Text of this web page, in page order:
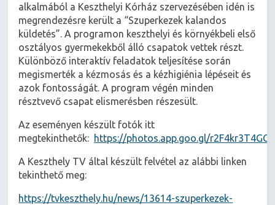
alkalmából a Keszthelyi Kórház szervezésében idén is
megrendezésre került a “Szuperkezek kalandos
küldetés”. A programon keszthelyi és környékbeli első
osztályos gyermekekből álló csapatok vettek részt.
Különböző interaktív feladatok teljesítése során
megismerték a kézmosás és a kézhigiénia lépéseit és
azok fontosságát. A program végén minden
résztvevő csapat elismerésben részesült.
Az eseményen készült fotók itt
megtekinthetők: https://photos.app.goo.gl/
A Keszthely TV által készült felvétel az alábbi linken
tekinthető meg:
https://tvkeszthely.hu/news/13614-szuperkezek-